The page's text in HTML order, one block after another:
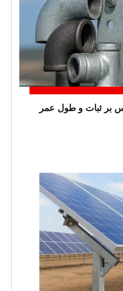
بر ثبات و طول عمر